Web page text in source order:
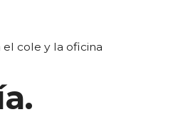
el cole y la oficina